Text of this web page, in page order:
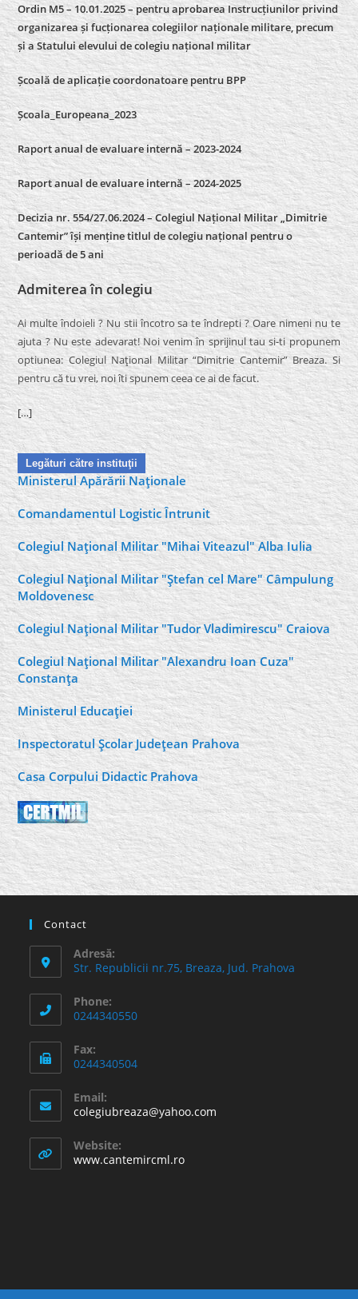
Ordin M5 – 10.01.2025 – pentru aprobarea Instrucțiunilor privind
organizarea și fucționarea colegiilor naționale militare, precum
și a Statului elevului de colegiu național militar
Școală de aplicație coordonatoare pentru BPP
Școala_Europeana_2023
Raport anual de evaluare internă – 2023-2024
Raport anual de evaluare internă –2024-2025
Decizia nr. 554/27.06.2024 – Colegiul Național Militar „Dimitrie
Cantemir” își menține titlul de colegiu național pentru o
perioadă de 5 ani
Admiterea în colegiu
Ai multe îndoieli ? Nu stii încotro sa te îndrepti ? Oare nimeni nu te
ajuta ? Nu este adevarat! Noi venim în sprijinul tau si-ti propunem
optiunea: Colegiul Naţional Militar “Dimitrie Cantemir” Breaza. Si
pentru că tu vrei, noi îti spunem ceea ce ai de facut.
[…]
Legături către instituţii
Ministerul Apărării Naţionale
Comandamentul Logistic Întrunit
Colegiul Naţional Militar "Mihai Viteazul" Alba Iulia
Colegiul Naţional Militar "Ştefan cel Mare" Câmpulung
Moldovenesc
Colegiul Naţional Militar "Tudor Vladimirescu" Craiova
Colegiul Naţional Militar "Alexandru Ioan Cuza"
Constanţa
Ministerul Educaţiei
Inspectoratul Şcolar Judeţean Prahova
Casa Corpului Didactic Prahova
Contact
Adresă:
Str. Republicii nr.75, Breaza, Jud. Prahova
Phone:
0244340550
Fax:
0244340504
Email:
colegiubreaza@yahoo.com
Website:
www.cantemircml.ro